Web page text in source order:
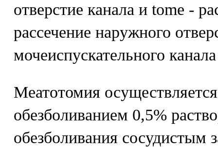
отверстие канала и tome -
рассечение наружного
мочеиспускательного
Меатотомия
обезболиванием 0,5%
обезболивания